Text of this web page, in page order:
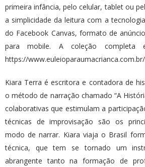
primeira infância, pelo celular, tablet ou
a simplicidade da leitura com a
do Facebook Canvas, formato de
para mobile. A coleção completa
https://www.euleioparaumacrianca.com.br/
Kiara Terra é escritora e contadora de
o método de narração chamado “A
colaborativas que estimulam a
técnicas de improvisação são os
modo de narrar. Kiara viaja o Brasil
técnica, que tem se tornado um
abrangente tanto na formação de